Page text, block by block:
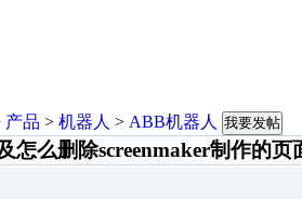
产品 > 机器人 > ABB机器人 我要发帖
怎么删除screenmaker制作的页